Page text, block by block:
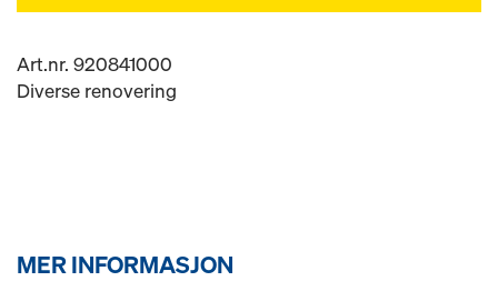
Art.nr. 920841000
Diverse renovering
MER INFORMASJON